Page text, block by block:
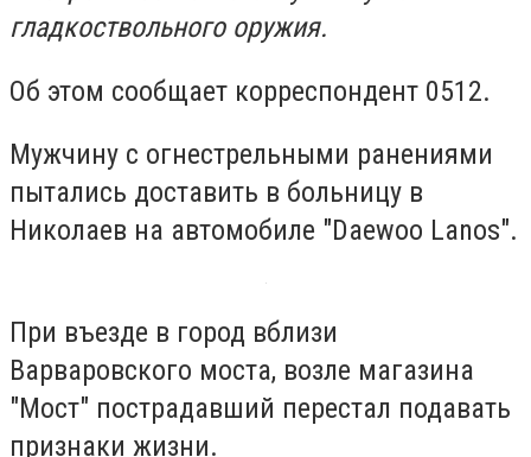
гладкоствольного оружия.
Об этом сообщает корреспондент 0512.
Мужчину с огнестрельными ранениями
пытались доставить в больницу в
Николаев на автомобиле "Daewoo Lanos".
При въезде в город вблизи
Варваровского моста, возле магазина
"Мост" пострадавший перестал подавать
признаки жизни.